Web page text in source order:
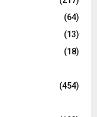
(64)
(13)
(18)
(454)